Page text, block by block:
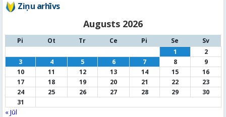
Ziņu arhīvs
Augusts 2026
Pi Ot Tr Ce Pi Se
Sv
1
2
3
4 5 6 7 8
9
10
11 12 13 14 15
16
17
18 19 20 21 22
23
24
25 26 27 28 29
30
31
« Jūl